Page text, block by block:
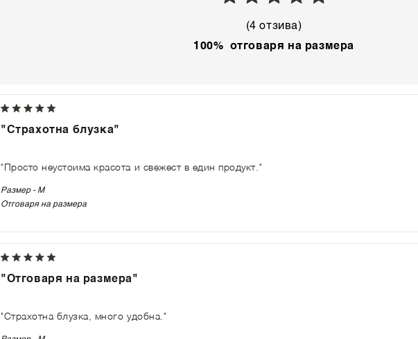
(4 отзива)
100% отговаря на размера
"Страхотна блузка"
"Просто неустоима красота и свежест в един продукт."
Размер - M
Отговаря на размера
"Отговаря на размера"
"Страхотна блузка, много удобна."